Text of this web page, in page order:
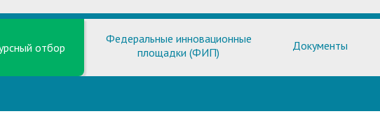
отбор
Федеральные инновационные
площадки (ФИП)
Документы